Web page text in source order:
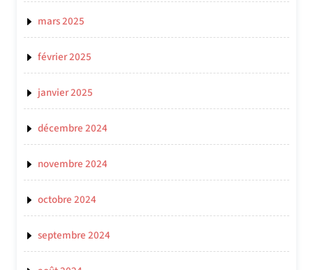
mars 2025
février 2025
janvier 2025
décembre 2024
novembre 2024
octobre 2024
septembre 2024